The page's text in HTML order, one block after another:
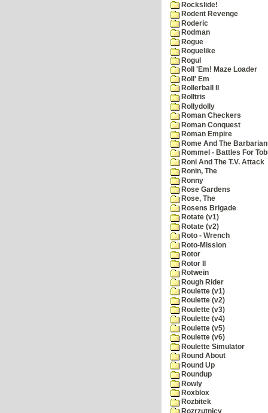
Rockslide!
Rodent Revenge
Roderic
Rodman
Rogue
Roguelike
Rogul
Roll 'Em! Maze Loader
Roll' Em
Rollerball II
Rolltris
Rollydolly
Roman Checkers
Roman Conquest
Roman Empire
Rome And The
Rommel - Battles For
Roni And The T.V. Attack
Ronin, The
Ronny
Rose Gardens
Rose, The
Rosens Brigade
Rotate (v1)
Rotate (v2)
Roto - Wrench
Roto-Mission
Rotor
Rotor II
Rotwein
Rough Rider
Roulette (v1)
Roulette (v2)
Roulette (v3)
Roulette (v4)
Roulette (v5)
Roulette (v6)
Roulette Simulator
Round About
Round Up
Roundup
Rowly
Roxblox
Rozbitek
Rozrzutnicy